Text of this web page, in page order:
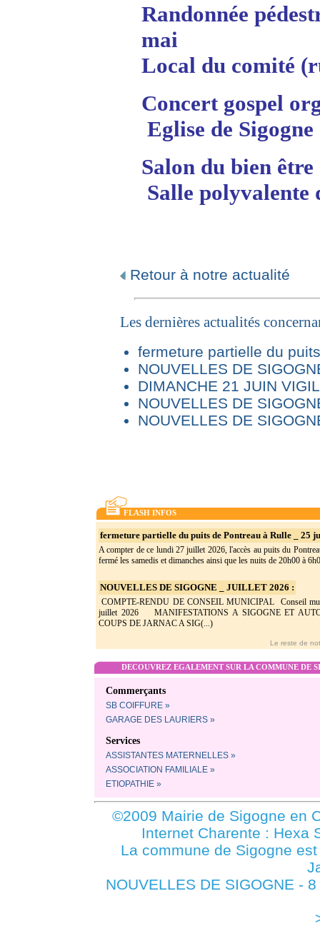
Randonnée
mai
Local du comité
Concert gospel
Eglise de
Salon du bien
Salle polyvalente
Retour à notre actualité
Les dernières actualités
fermeture partielle du
NOUVELLES DE
DIMANCHE 21 JUIN
NOUVELLES DE
NOUVELLES DE
FLASH INFOS
fermeture partielle du puits de Pontreau à Rulle _ 25
A compter de ce lundi 27 juillet 2026, l'accès au puits du
fermé les samedis et dimanches ainsi que les nuits de 20h00 à
NOUVELLES DE SIGOGNE _ JUILLET 2026 :
COMPTE-RENDU DE CONSEIL MUNICIPAL Conseil
juillet 2026 MANIFESTATIONS A SIGOGNE ET
COUPS DE JARNAC A SIG(...)
Le reste de
DECOUVREZ EGALEMENT SUR LA COMMUNE DE
Commerçants
SB COIFFURE »
GARAGE DES LAURIERS »
Services
ASSISTANTES MATERNELLES »
ASSOCIATION FAMILIALE »
ETIOPATHIE »
©2009 Mairie de Sigogne en
Internet Charente : Hexa
La commune de Sigogne
NOUVELLES DE SIGOGNE -